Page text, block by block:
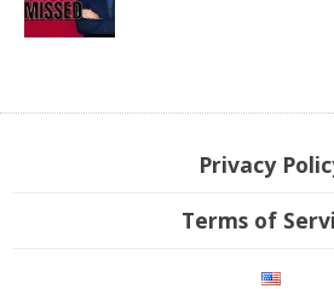
Privacy
Terms of